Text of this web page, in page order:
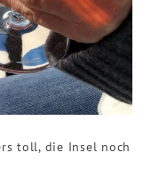
toll, die Insel noch